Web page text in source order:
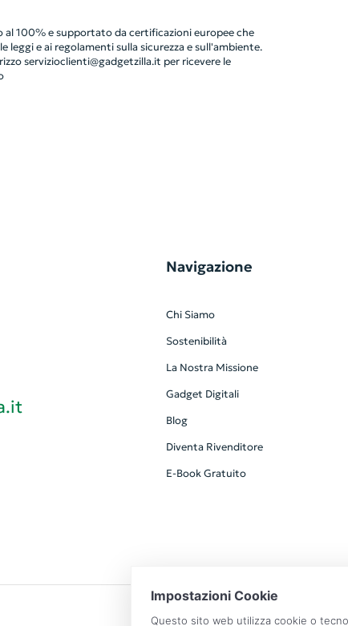
100% e supportato da certificazioni europee che
e ai regolamenti sulla sicurezza e sull'ambiente.
servizioclienti@gadgetzilla.it per ricevere le
Navigazione
Chi Siamo
Sostenibilità
La Nostra Missione
Gadget Digitali
Blog
Diventa Rivenditore
E-Book Gratuito